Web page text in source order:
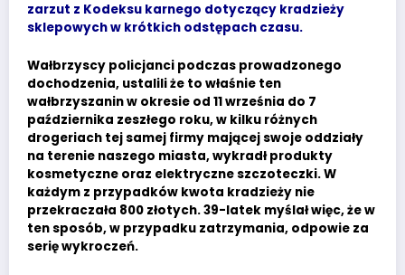
zarzut z Kodeksu karnego dotyczący kradzieży
sklepowych w krótkich odstępach czasu.
Wałbrzyscy policjanci podczas prowadzonego
dochodzenia, ustalili że to właśnie ten
wałbrzyszanin w okresie od 11 września do 7
października zeszłego roku, w kilku różnych
drogeriach tej samej firmy mającej swoje oddziały
na terenie naszego miasta, wykradł produkty
kosmetyczne oraz elektryczne szczoteczki. W
każdym z przypadków kwota kradzieży nie
przekraczała 800 złotych. 39-latek myślał więc, że w
ten sposób, w przypadku zatrzymania, odpowie za
serię wykroczeń.